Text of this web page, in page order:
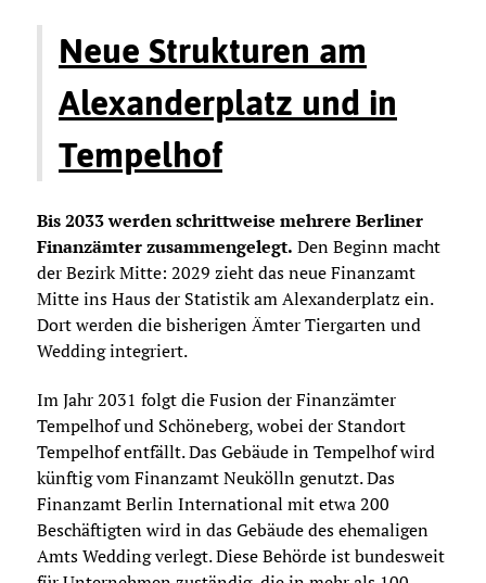
Neue Strukturen am
Alexanderplatz und in
Tempelhof
Bis 2033 werden schrittweise mehrere Berliner
Finanzämter zusammengelegt. Den Beginn macht
der Bezirk Mitte: 2029 zieht das neue Finanzamt
Mitte ins Haus der Statistik am Alexanderplatz ein.
Dort werden die bisherigen Ämter Tiergarten und
Wedding integriert.
Im Jahr 2031 folgt die Fusion der Finanzämter
Tempelhof und Schöneberg, wobei der Standort
Tempelhof entfällt. Das Gebäude in Tempelhof wird
künftig vom Finanzamt Neukölln genutzt. Das
Finanzamt Berlin International mit etwa 200
Beschäftigten wird in das Gebäude des ehemaligen
Amts Wedding verlegt. Diese Behörde ist bundesweit